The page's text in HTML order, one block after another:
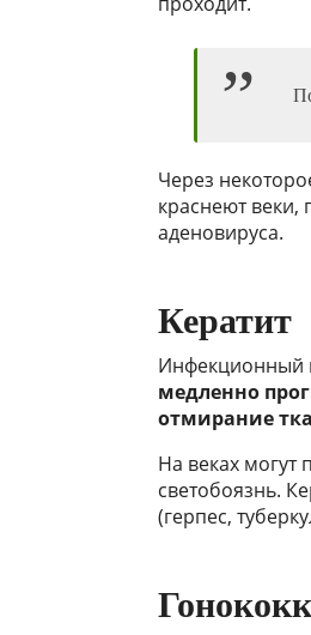
Через
краснеют веки,
аденовируса.
Кератит
Инфекционный
медленно
отмирание
На веках могут
светобоязнь.
(герпес,